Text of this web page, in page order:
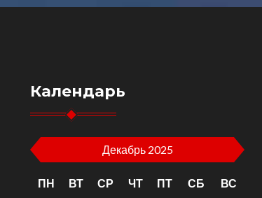
Календарь
Декабрь 2025
ПН ВТ СР ЧТ ПТ СБ
ВС